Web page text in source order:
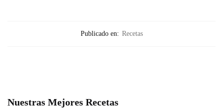
Publicado en: Recetas
Nuestras Mejores Recetas